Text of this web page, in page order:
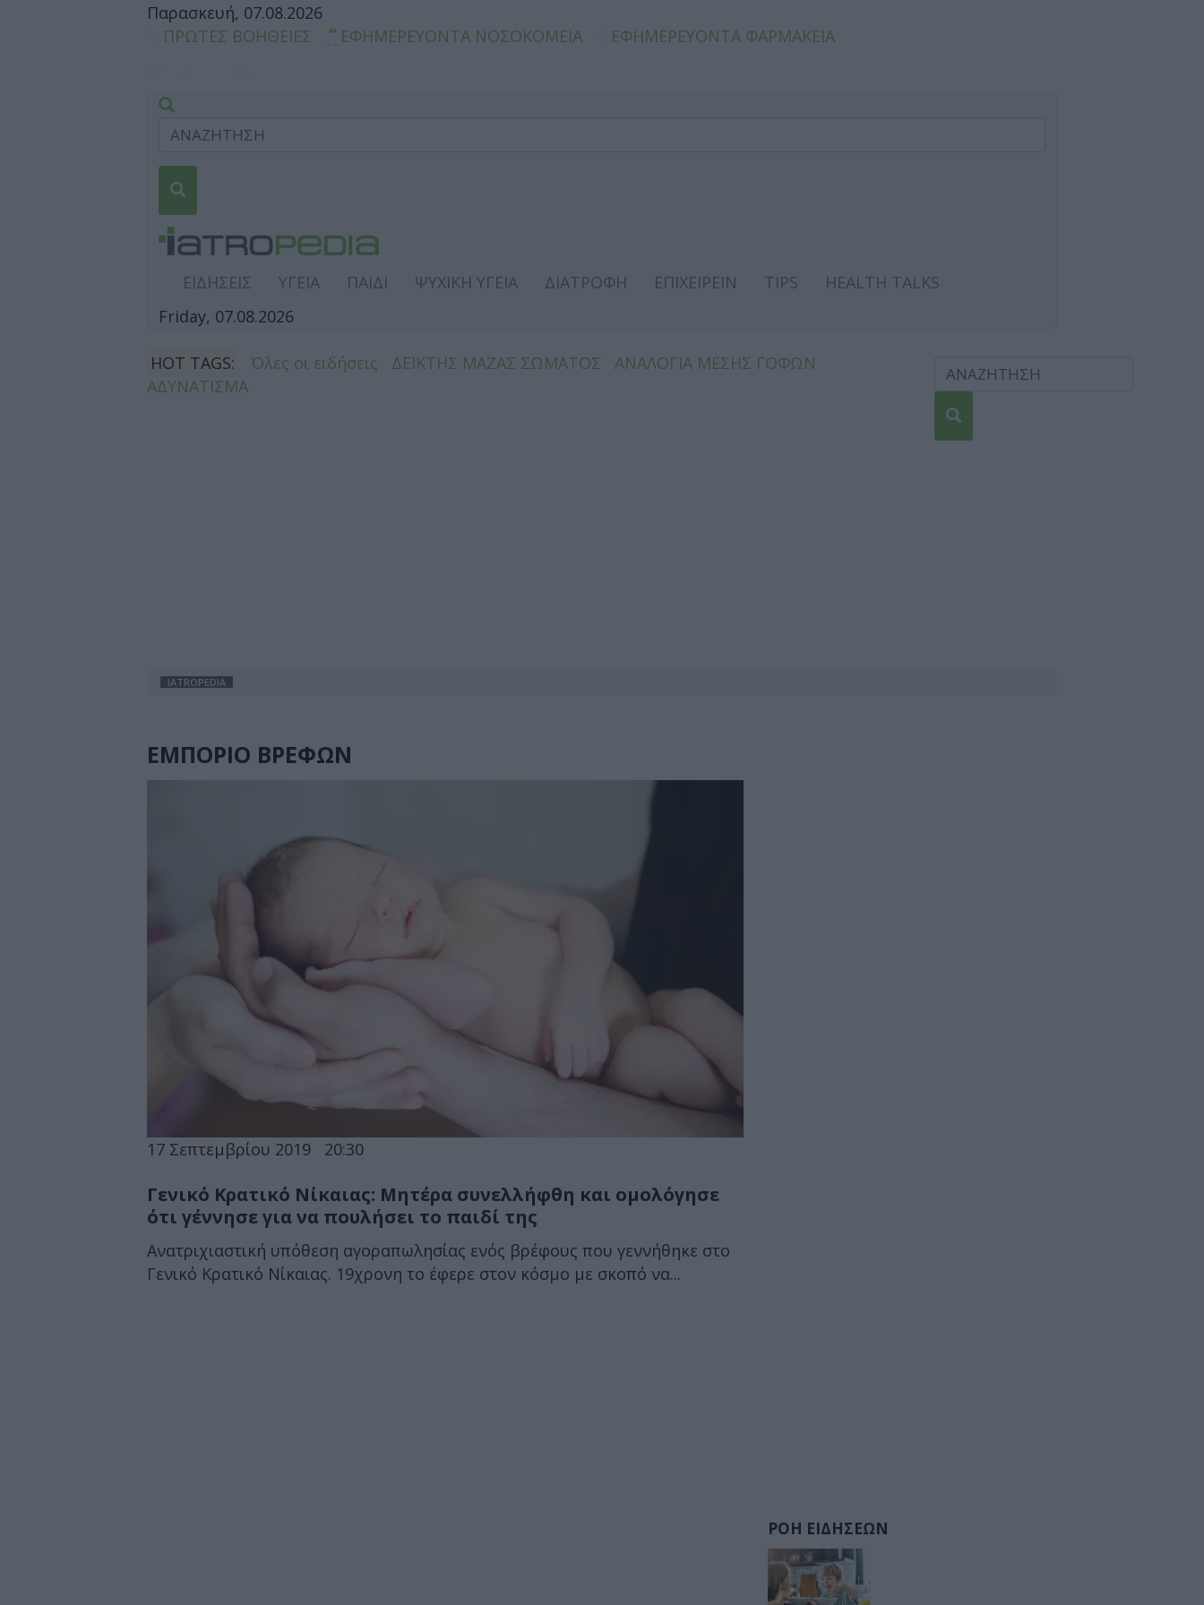
Παρασκευή, 07.08.2026
ΠΡΩΤΕΣ ΒΟΗΘΕΙΕΣ
ΕΦΗΜΕΡΕΥΟΝΤΑ ΝΟΣΟΚΟΜΕΙΑ ΕΦΗΜΕΡΕΥΟΝΤΑ ΦΑΡΜΑΚΕΙΑ
ΕΙΔΗΣΕΙΣ ΥΓΕΙΑ ΠΑΙΔΙ ΨΥΧΙΚΗ ΥΓΕΙΑ ΔΙΑΤΡΟΦΗ ΕΠΙΧΕΙΡΕΙΝ TIPS
HEALTH TALKS
Friday, 07.08.2026
HOT TAGS: Όλες οι ειδήσεις ΔΕΙΚΤΗΣ ΜΑΖΑΣ ΣΩΜΑΤΟΣ
ΑΝΑΛΟΓΙΑ ΜΕΣΗΣ ΓΟΦΩΝ
ΑΔΥΝΑΤΙΣΜΑ
IATROPEDIA
ΕΜΠΟΡΙΟ ΒΡΕΦΩΝ
17 Σεπτεμβρίου 2019 20:30
Γενικό Κρατικό Νίκαιας: Μητέρα συνελλήφθη και ομολόγησε
ότι γέννησε για να πουλήσει το παιδί της
Ανατριχιαστική υπόθεση αγοραπωλησίας ενός βρέφους που γεννήθηκε στο
Γενικό Κρατικό Νίκαιας. 19χρονη το έφερε στον κόσμο με σκοπό να...
ΡΟΗ ΕΙΔΗΣΕΩΝ